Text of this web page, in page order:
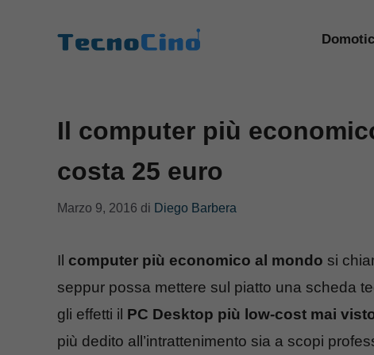
Il computer più
costa 25 euro
Marzo 9, 2016 di Diego Barbera
Il computer più economico al mondo si
seppur possa mettere sul piatto una scheda
gli effetti il PC Desktop più low-cost mai
più dedito all’intrattenimento sia a scopi